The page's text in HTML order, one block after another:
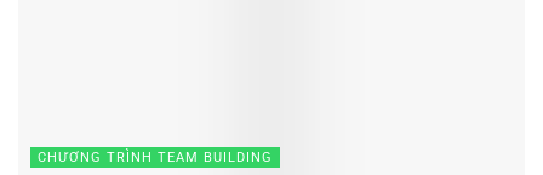
CHƯƠNG TRÌNH TEAM BUILDING